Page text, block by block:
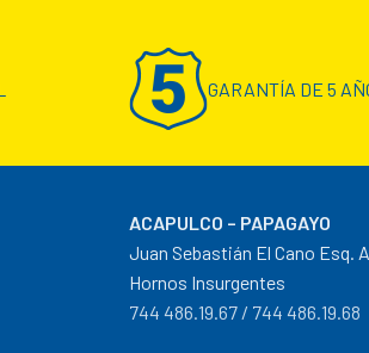
GARANTÍA DE 5
ACAPULCO – PAPAGAYO
Juan Sebastián El Cano Esq.
Hornos Insurgentes
744 486.19.67 / 744 486.19.68